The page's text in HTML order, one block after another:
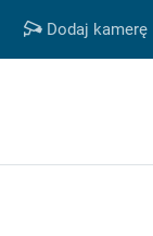
Dodaj kamerę